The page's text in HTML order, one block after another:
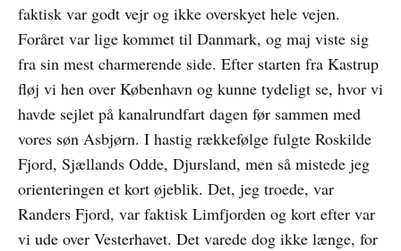
faktisk var godt vejr og ikke overskyet hele vejen.
Foråret var lige kommet til Danmark, og maj viste sig
fra sin mest charmerende side. Efter starten fra Kastrup
fløj vi hen over København og kunne tydeligt se, hvor vi
havde sejlet på kanalrundfart dagen før sammen med
vores søn Asbjørn. I hastig rækkefølge fulgte Roskilde
Fjord, Sjællands Odde, Djursland, men så mistede jeg
orienteringen et kort øjeblik. Det, jeg troede, var
Randers Fjord, var faktisk Limfjorden og kort efter var
vi ude over Vesterhavet. Det varede dog ikke længe, for